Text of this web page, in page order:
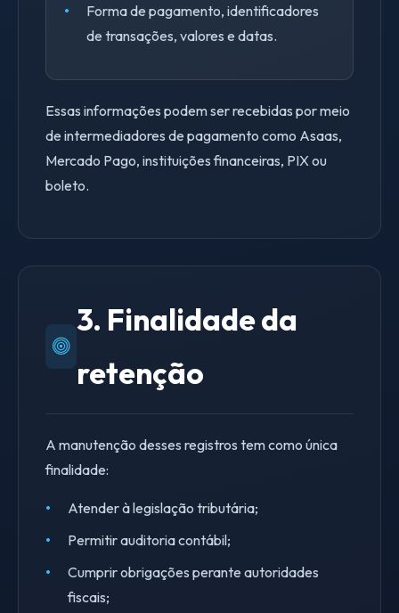
Forma de pagamento, identificadores
de transações, valores e datas.
Essas informações podem ser recebidas por meio
de intermediadores de pagamento como Asaas,
Mercado Pago, instituições financeiras, PIX ou
boleto.
3. Finalidade da
retenção
A manutenção desses registros tem como única
finalidade:
Atender à legislação tributária;
Permitir auditoria contábil;
Cumprir obrigações perante autoridades
fiscais;